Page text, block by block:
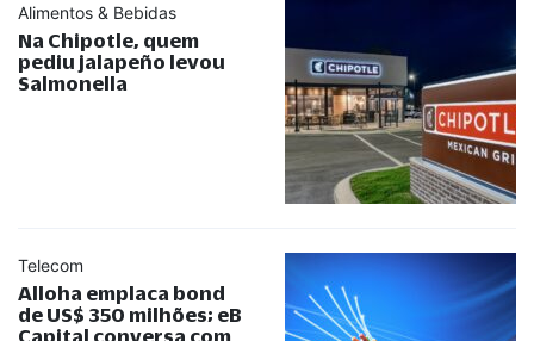
Alimentos & Bebidas
Na Chipotle, quem
pediu jalapeño levou
Salmonella
Telecom
Alloha emplaca bond
de US$ 350 milhões; eB
Capital conversa com